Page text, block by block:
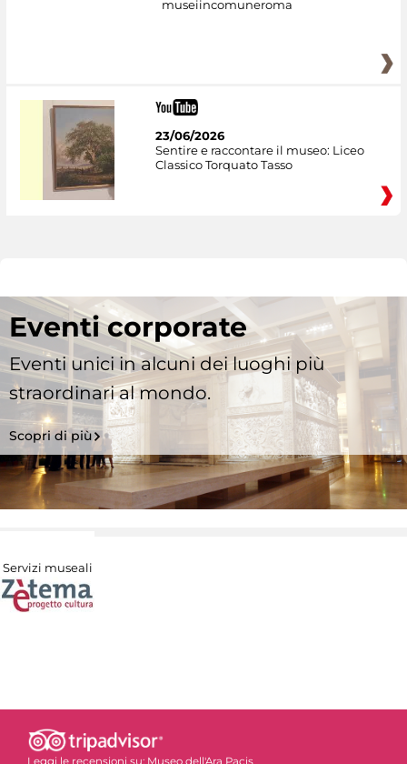
museiincomuneroma
23/06/2026
Sentire e raccontare il museo: Liceo
Classico Torquato Tasso
Eventi corporate
Eventi unici in alcuni dei luoghi più
straordinari al mondo.
Scopri di più
Servizi museali
Leggi le recensioni su: Museo dell'Ara Pacis